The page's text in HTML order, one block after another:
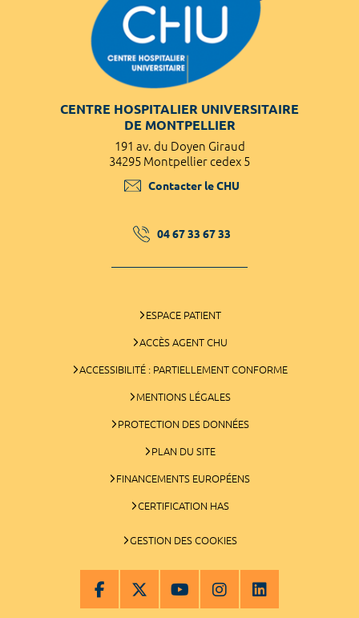
CENTRE HOSPITALIER UNIVERSITAIRE
DE MONTPELLIER
191 av. du Doyen Giraud
34295 Montpellier cedex 5
Contacter le CHU
04 67 33 67 33
ESPACE PATIENT
ACCÈS AGENT CHU
ACCESSIBILITÉ : PARTIELLEMENT CONFORME
MENTIONS LÉGALES
PROTECTION DES DONNÉES
PLAN DU SITE
FINANCEMENTS EUROPÉENS
CERTIFICATION HAS
GESTION DES COOKIES